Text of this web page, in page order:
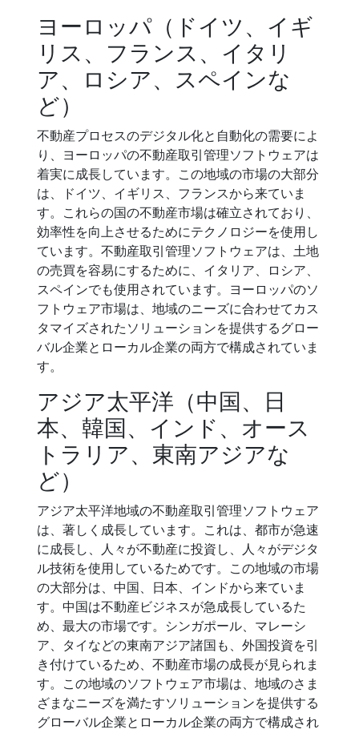
ヨーロッパ（ドイツ、イギ
リス、フランス、イタリ
ア、ロシア、スペインな
ど）
不動産プロセスのデジタル化と自動化の需要によ
り、ヨーロッパの不動産取引管理ソフトウェアは
着実に成長しています。この地域の市場の大部分
は、ドイツ、イギリス、フランスから来ていま
す。これらの国の不動産市場は確立されており、
効率性を向上させるためにテクノロジーを使用し
ています。不動産取引管理ソフトウェアは、土地
の売買を容易にするために、イタリア、ロシア、
スペインでも使用されています。ヨーロッパのソ
フトウェア市場は、地域のニーズに合わせてカス
タマイズされたソリューションを提供するグロー
バル企業とローカル企業の両方で構成されていま
す。
アジア太平洋（中国、日
本、韓国、インド、オース
トラリア、東南アジアな
ど）
アジア太平洋地域の不動産取引管理ソフトウェア
は、著しく成長しています。これは、都市が急速
に成長し、人々が不動産に投資し、人々がデジタ
ル技術を使用しているためです。この地域の市場
の大部分は、中国、日本、インドから来ていま
す。中国は不動産ビジネスが急成長しているた
め、最大の市場です。シンガポール、マレーシ
ア、タイなどの東南アジア諸国も、外国投資を引
き付けているため、不動産市場の成長が見られま
す。この地域のソフトウェア市場は、地域のさま
ざまなニーズを満たすソリューションを提供する
グローバル企業とローカル企業の両方で構成され